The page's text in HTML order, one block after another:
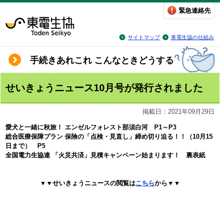
サイトマップ 東電生協の仕組み
緊急連絡先
手続きあれこれ こんなときどうする
せいきょうニュース10月号が発行されました
掲載日：2021年09月29日
愛犬と一緒に秋旅！ エンゼルフォレスト那須白河 P1～P3
総合医療保障プラン 保険の「点検・見直し」締め切り迫る！！（10月15
日まで） P5
全国電力生協連 「火災共済」見積キャンペーン始まります！ 裏表紙
▼▼せいきょうニュースの閲覧はこちらから▼▼